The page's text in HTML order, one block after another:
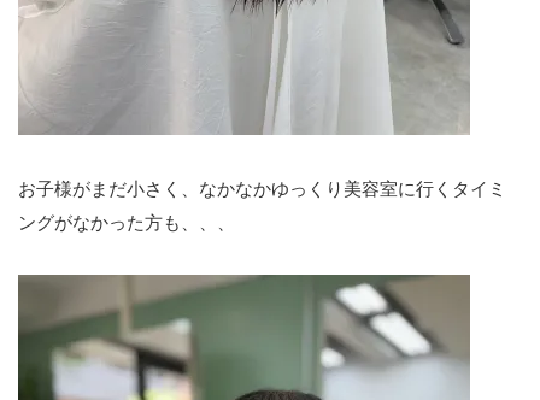
お子様がまだ小さく、なかなかゆっくり美容室に行くタイミ
ングがなかった方も、、、